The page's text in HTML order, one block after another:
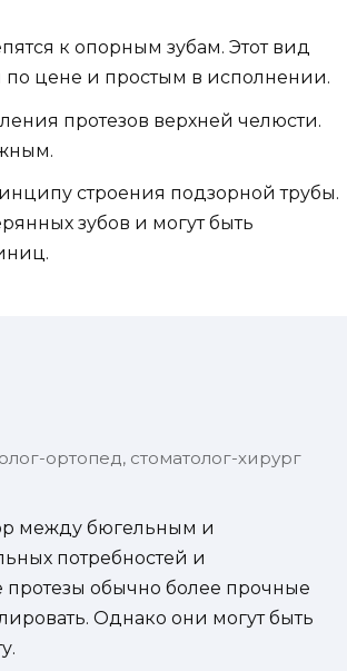
к опорным зубам. Этот вид
цене и простым в исполнении.
протезов верхней челюсти.
строения подзорной трубы.
зубов и могут быть
ортопед, стоматолог-хирург
между бюгельным и
потребностей и
обычно более прочные
Однако они могут быть